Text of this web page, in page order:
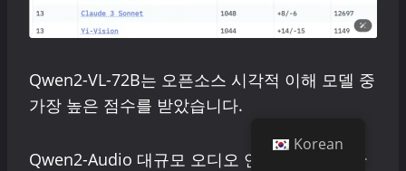
Qwen2-VL-72B는 오픈소스 시각적 이해 모델 중
가장 높은 점수를 받았습니다.
Qwen2-Audio 대규모 오디오 언어 모델은 인간
Korean